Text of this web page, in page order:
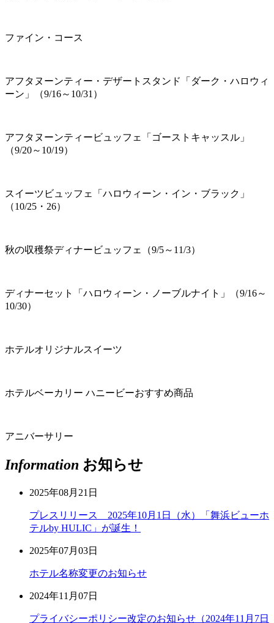
ファイン・コース
アフタヌーンティー・デザートスタンド「ダーク・ハロウィ
ーン」（9/16～10/31）
アフタヌーンティービュッフェ「ゴーストキャッスル」
（9/20～10/19）
スイーツビュッフェ「ハロウィーン・イン・ブラック」
（10/25・26）
秋の収穫祭ディナービュッフェ（9/5～11/3）
ディナーセット「ハロウィーン・ノーブルナイト」（9/16～
10/30）
ホテルオリジナルスイーツ
ホテルベーカリー ハニービーおすすめ商品
アニバーサリー
Information お知らせ
2025年08月21日
プレスリリース 2025年10月1日（水）「舞浜ビューホ
テルby HULIC」が誕生！
2025年07月03日
ホテル名称変更のお知らせ
2024年11月07日
プライバシーポリシー改定のお知らせ（2024年11月7日